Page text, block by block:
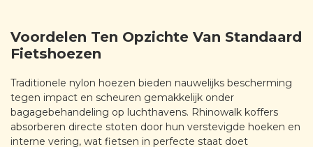
Voordelen Ten Opzichte Van Standaard
Fietshoezen
Traditionele nylon hoezen bieden nauwelijks bescherming
tegen impact en scheuren gemakkelijk onder
bagagebehandeling op luchthavens. Rhinowalk koffers
absorberen directe stoten door hun verstevigde hoeken en
interne vering, wat fietsen in perfecte staat doet